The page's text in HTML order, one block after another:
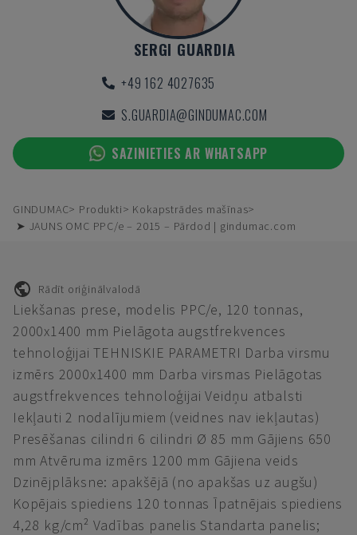
SERGI GUARDIA
+49 162 4027635
S.GUARDIA@GINDUMAC.COM
SAZINIETIES AR WHATSAPP
GINDUMAC Produkti
Kokapstrādes mašīnas
➤ JAUNS OMC PPC/e – 2015 – Pārdod | gindumac.com
Rādīt oriģinālvalodā
Liekšanas prese, modelis PPC/e, 120 tonnas,
2000x1400 mm Pielāgota augstfrekvences
tehnoloģijai TEHNISKIE PARAMETRI Darba virsmu
izmērs 2000x1400 mm Darba virsmas Pielāgotas
augstfrekvences tehnoloģijai Veidņu atbalsti
Iekļauti 2 nodalījumiem (veidnes nav iekļautas)
Presēšanas cilindri 6 cilindri Ø 85 mm Gājiens 650
mm Atvēruma izmērs 1200 mm Gājiena veids
Dzinējplāksne: apakšējā (no apakšas uz augšu)
Kopējais spiediens 120 tonnas Īpatnējais spiediens
4,28 kg/cm² Vadības panelis Standarta panelis;